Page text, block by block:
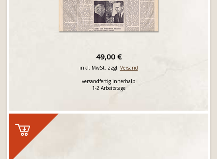
49,00 €
inkl. MwSt. zzgl. Versand
versandfertig innerhalb
1-2 Arbeitstage